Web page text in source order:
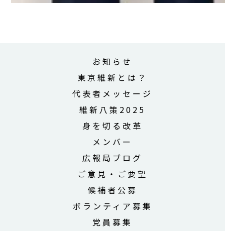
お知らせ
東京維新とは？
代表者メッセージ
維新八策2025
身を切る改革
メンバー
広報局ブログ
ご意見・ご要望
候補者公募
ボランティア募集
党員募集